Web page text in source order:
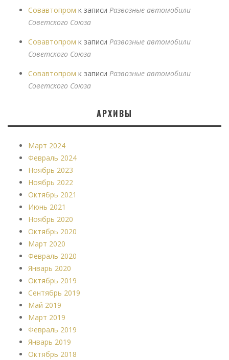
Совавтопром к записи Развозные автомобили
Советского Союза
Совавтопром к записи Развозные автомобили
Советского Союза
Совавтопром к записи Развозные автомобили
Советского Союза
АРХИВЫ
Март 2024
Февраль 2024
Ноябрь 2023
Ноябрь 2022
Октябрь 2021
Июнь 2021
Ноябрь 2020
Октябрь 2020
Март 2020
Февраль 2020
Январь 2020
Октябрь 2019
Сентябрь 2019
Май 2019
Март 2019
Февраль 2019
Январь 2019
Октябрь 2018